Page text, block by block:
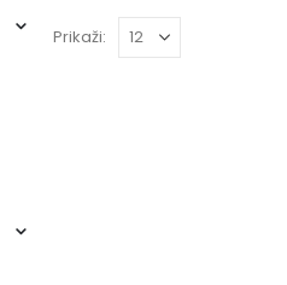
Prikaži: